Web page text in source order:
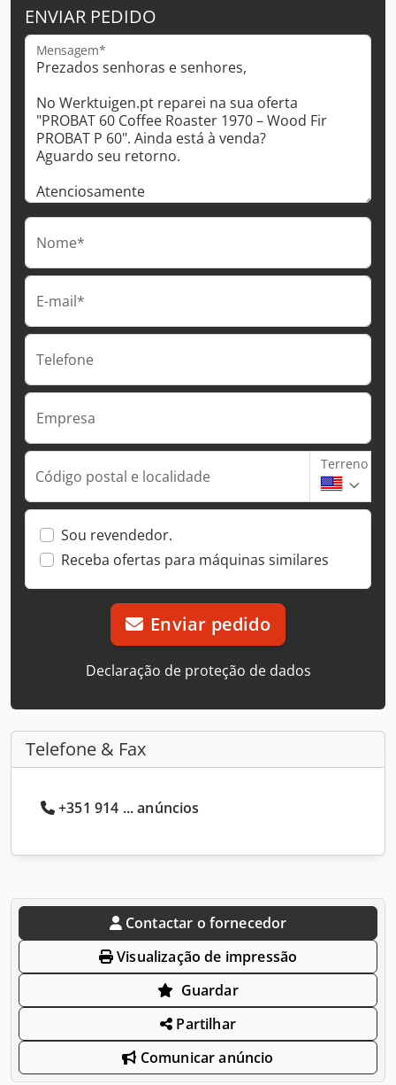
ENVIAR PEDIDO
Mensagem*
Nome*
E-mail*
Telefone
Empresa
Código postal e localidade
Terreno
Sou revendedor.
Receba ofertas para máquinas similares
Enviar pedido
Declaração de proteção de dados
Telefone & Fax
+351 914 ... anúncios
Contactar o fornecedor
Visualização de impressão
Guardar
Partilhar
Comunicar anúncio